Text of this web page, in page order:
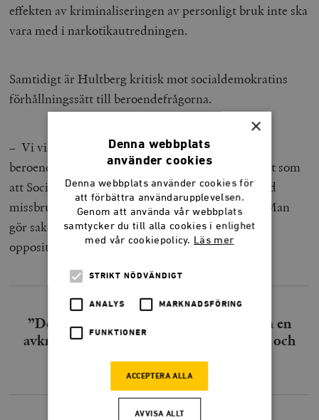
effekten av kriminaliseringen av personligt bruk inte ska
vara med i narkotikautredningen.
Samtidigt är Hultberg kritisk mot socialdemokratins
förhållningssätt till beroendefrågorna.
– Vi vill på riktigt adressera att den svenska
beroendevården har misslyckats. Jag uppfattar det som
att Socialdemokraterna inte vill se problemen med
missbruket och den höga narkotikadödligheten. Man
gör saker med kniven mot strupen, och det är vi i
oppositionen som driver på.
”Det är synd att man inte vill utreda om en
avkriminalisering skulle minska lidande och
död”
×
Denna webbplats
använder cookies
Denna webbplats använder cookies för
att förbättra användarupplevelsen.
Genom att använda vår webbplats
samtycker du till alla cookies i enlighet
med vår cookiepolicy. Läs mer
STRIKT NÖDVÄNDIGT
ANALYS MARKNADSFÖRING
FUNKTIONER
ACCEPTERA ALLA
AVVISA ALLT